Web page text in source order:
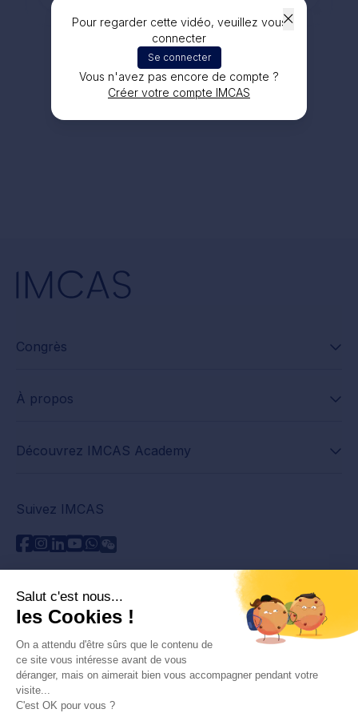
Pour regarder cette vidéo, veuillez vous
connecter
Se connecter
Vous n'avez pas encore de compte ?
Créer votre compte IMCAS
Congrès
À propos
Découvrez IMCAS Academy
Suivez IMCAS
Besoin d'aide ?
Contactez-nous
Lire les FAQs
Politique de confidentialité